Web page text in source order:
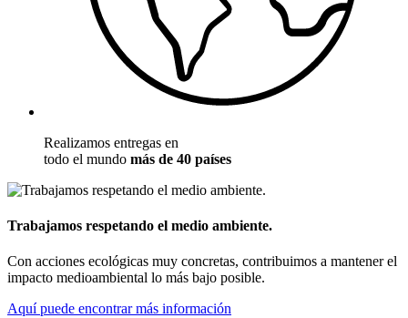
Realizamos entregas en
todo el mundo más de 40 países
Trabajamos respetando el medio ambiente.
Con acciones ecológicas muy concretas, contribuimos a mantener el
impacto medioambiental lo más bajo posible.
Aquí puede encontrar más información